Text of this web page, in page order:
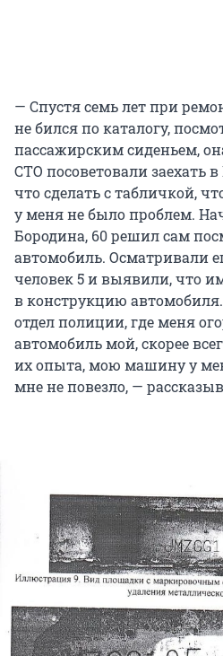
— Спустя семь лет при
не бился по каталогу,
пассажирским сиденьем,
СТО посоветовали заехать
что сделать с табличкой,
у меня не было проблем.
Бородина, 60 решил сам
автомобиль. Осматривали
человек 5 и выявили, что
в конструкцию
отдел полиции, где меня
автомобиль мой, скорее
их опыта, мою машину у
мне не повезло, —